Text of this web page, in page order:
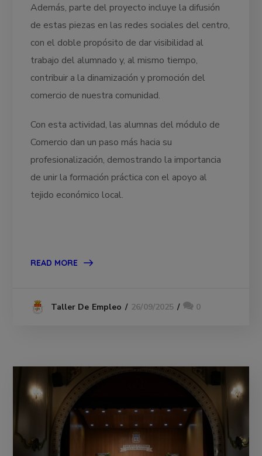
Además, parte del proyecto incluye la difusión
de estas piezas en las redes sociales del centro,
con el doble propósito de dar visibilidad al
trabajo del alumnado y, al mismo tiempo,
contribuir a la dinamización y promoción del
comercio de nuestra comunidad.
Con esta actividad, las alumnas del módulo de
Comercio dan un paso más hacia su
profesionalización, demostrando la importancia
de unir la formación práctica con el apoyo al
tejido económico local.
READ MORE
Taller De Empleo 26/09/2025 0